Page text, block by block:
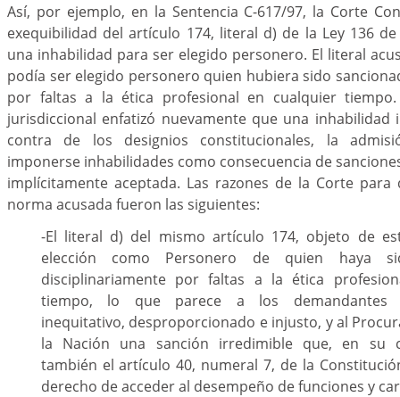
Así, por ejemplo, en la Sentencia C-617/97, la Corte
exequibilidad del artículo 174, literal d) de la Ley 136
una inhabilidad para ser elegido personero. El literal
podía ser elegido personero quien hubiera sido
por faltas a la ética profesional en cualquier
jurisdiccional enfatizó nuevamente que una
contra de los designios constitucionales, la
imponerse inhabilidades como consecuencia de
implícitamente aceptada. Las razones de la Corte para
norma acusada fueron las siguientes:
-El literal d) del mismo artículo 174, objeto de
elección como Personero de quien haya
disciplinariamente por faltas a la ética
tiempo, lo que parece a los demandantes
inequitativo, desproporcionado e injusto, y al
la Nación una sanción irredimible que, en su
también el artículo 40, numeral 7, de la
derecho de acceder al desempeño de funciones y